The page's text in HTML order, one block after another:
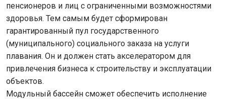
пенсионеров и лиц с ограниченными возможностями
здоровья. Тем самым будет сформирован
гарантированный пул государственного
(муниципального) социального заказа на услуги
плавания. Он и должен стать акселератором для
привлечения бизнеса к строительству и эксплуатации
объектов.
Модульный бассейн сможет обеспечить исполнение